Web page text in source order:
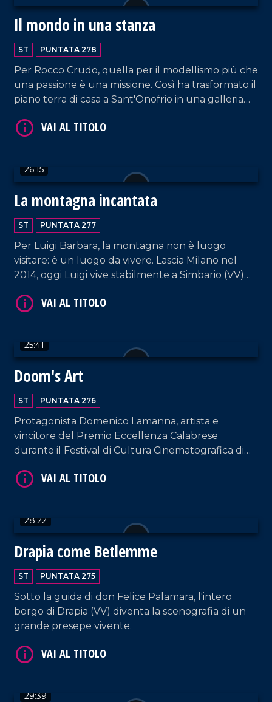
Il mondo in una stanza
ST PUNTATA 278
Per Rocco Crudo, quella per il modellismo più che
una passione è una missione. Così ha trasformato il
piano terra di casa a Sant'Onofrio in una galleria
opere con lo scopo di farle visitare ai giovani
26:15
La montagna incantata
ST PUNTATA 277
Per Luigi Barbara, la montagna non è luogo
visitare: è un luogo da vivere. Lascia Milano nel
2014, oggi Luigi vive stabilmente a Simbario (VV)
esperto conoscitore dei lupi e del loro habitat.
25:41
Doom's Art
ST PUNTATA 276
Protagonista Domenico Lamanna, artista e
vincitore del Premio Eccellenza Calabrese
durante il Festival di Cultura Cinematografica di
28:22
Drapia come Betlemme
ST PUNTATA 275
Sotto la guida di don Felice Palamara, l'intero
borgo di Drapia (VV) diventa la scenografia di un
grande presepe vivente.
29:39
VAI AL TITOLO
VAI AL TITOLO
VAI AL TITOLO
VAI AL TITOLO